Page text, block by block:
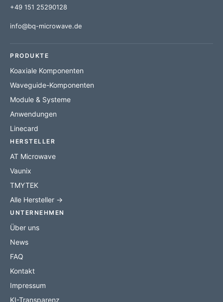
+49 151 25290128
info@bq-microwave.de
PRODUKTE
Koaxiale Komponenten
Waveguide-Komponenten
Module & Systeme
Anwendungen
Linecard
HERSTELLER
AT Microwave
Vaunix
TMYTEK
Alle Hersteller →
UNTERNEHMEN
Über uns
News
FAQ
Kontakt
Impressum
KI-Transparenz